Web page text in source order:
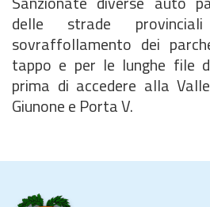
delle strade
sovraffollamento dei
tappo e per le lunghe file
prima di accedere alla
Giunone e Porta V.